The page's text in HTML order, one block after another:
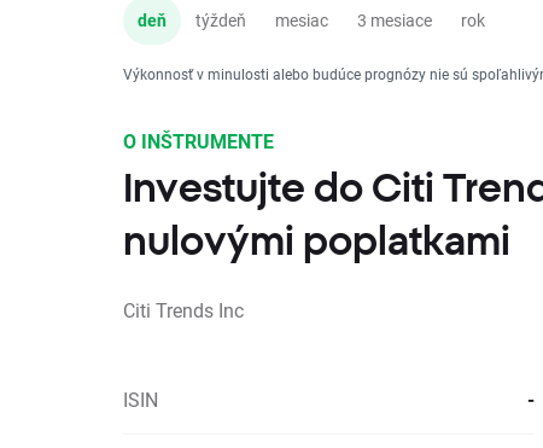
deň týždeň mesiac 3 mesiace rok
Výkonnosť v minulosti alebo budúce prognózy nie sú
O INŠTRUMENTE
Investujte do Citi
nulovými poplatkami
Citi Trends Inc
ISIN -